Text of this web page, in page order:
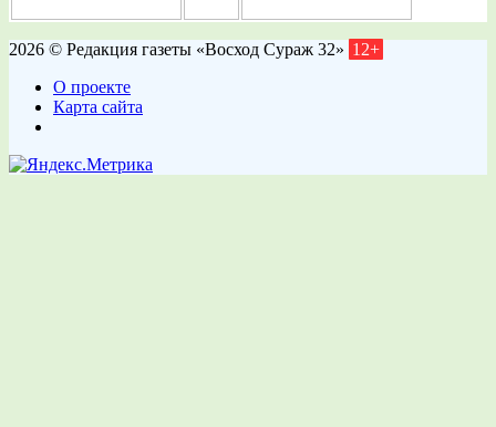
2026 © Редакция газеты «Восход Сураж 32» 12+
О проекте
Карта сайта